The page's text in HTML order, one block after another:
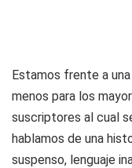
Estamos frente a una
menos para los
suscriptores al cual
hablamos de una
suspenso, lenguaje